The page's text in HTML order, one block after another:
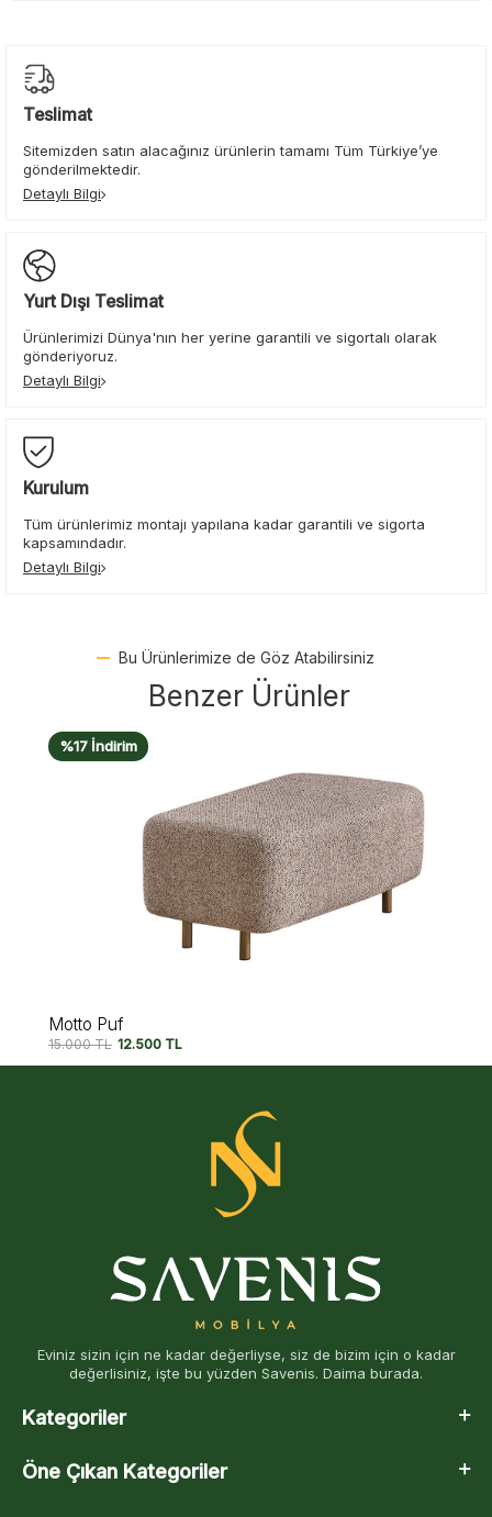
Teslimat
Sitemizden satın alacağınız ürünlerin tamamı Tüm Türkiye’ye
gönderilmektedir.
Detaylı Bilgi
Yurt Dışı Teslimat
Ürünlerimizi Dünya'nın her yerine garantili ve sigortalı olarak
gönderiyoruz.
Detaylı Bilgi
Kurulum
Tüm ürünlerimiz montajı yapılana kadar garantili ve sigorta
kapsamındadır.
Detaylı Bilgi
Bu Ürünlerimize de Göz Atabilirsiniz
Benzer Ürünler
%17 İndirim
Motto Puf
15.000TL 12.500TL
Eviniz sizin için ne kadar değerliyse, siz de bizim için o kadar
değerlisiniz, işte bu yüzden Savenis. Daima burada.
Kategoriler
Öne Çıkan Kategoriler